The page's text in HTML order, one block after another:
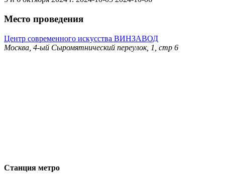
Место проведения
Центр современного искусства ВИНЗАВОД
Москва, 4-ый Сыромятнический переулок, 1, стр 6
Станция метро